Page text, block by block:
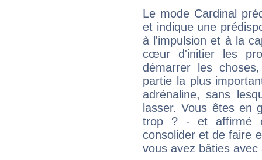
Le mode Cardinal
et indique une
à l'impulsion et à la
cœur d'initier les
démarrer les
partie la plus
adrénaline, sans
lasser. Vous êtes en
trop ? - et affirmé
consolider et de faire
vous avez bâties avec